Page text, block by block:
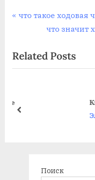
Навигация
записям
P
v
i
s
что такое ходовая
N
t
что значит
Related Posts
Книга
prev
Поиск